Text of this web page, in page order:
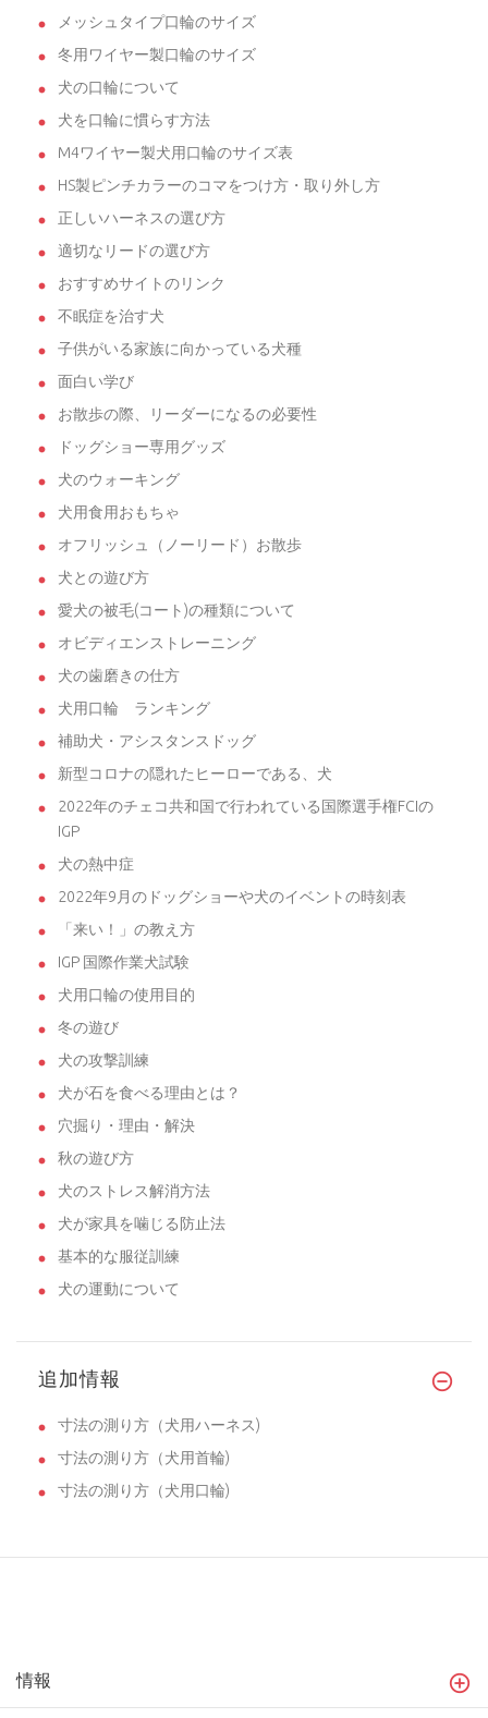
メッシュタイプ口輪のサイズ
冬用ワイヤー製口輪のサイズ
犬の口輪について
犬を口輪に慣らす方法
M4ワイヤー製犬用口輪のサイズ表
HS製ピンチカラーのコマをつけ方・取り外し方
正しいハーネスの選び方
適切なリードの選び方
おすすめサイトのリンク
不眠症を治す犬
子供がいる家族に向かっている犬種
面白い学び
お散歩の際、リーダーになるの必要性
ドッグショー専用グッズ
犬のウォーキング
犬用食用おもちゃ
オフリッシュ（ノーリード）お散歩
犬との遊び方
愛犬の被毛(コート)の種類について
オビディエンストレーニング
犬の歯磨きの仕方
犬用口輪 ランキング
補助犬・アシスタンスドッグ
新型コロナの隠れたヒーローである、犬
2022年のチェコ共和国で行われている国際選手権FCIの
IGP
犬の熱中症
2022年9月のドッグショーや犬のイベントの時刻表
「来い！」の教え方
IGP 国際作業犬試験
犬用口輪の使用目的
冬の遊び
犬の攻撃訓練
犬が石を食べる理由とは？
穴掘り・理由・解決
秋の遊び方
犬のストレス解消方法
犬が家具を噛じる防止法
基本的な服従訓練
犬の運動について
追加情報
寸法の測り方（犬用ハーネス)
寸法の測り方（犬用首輪)
寸法の測り方（犬用口輪)
情報